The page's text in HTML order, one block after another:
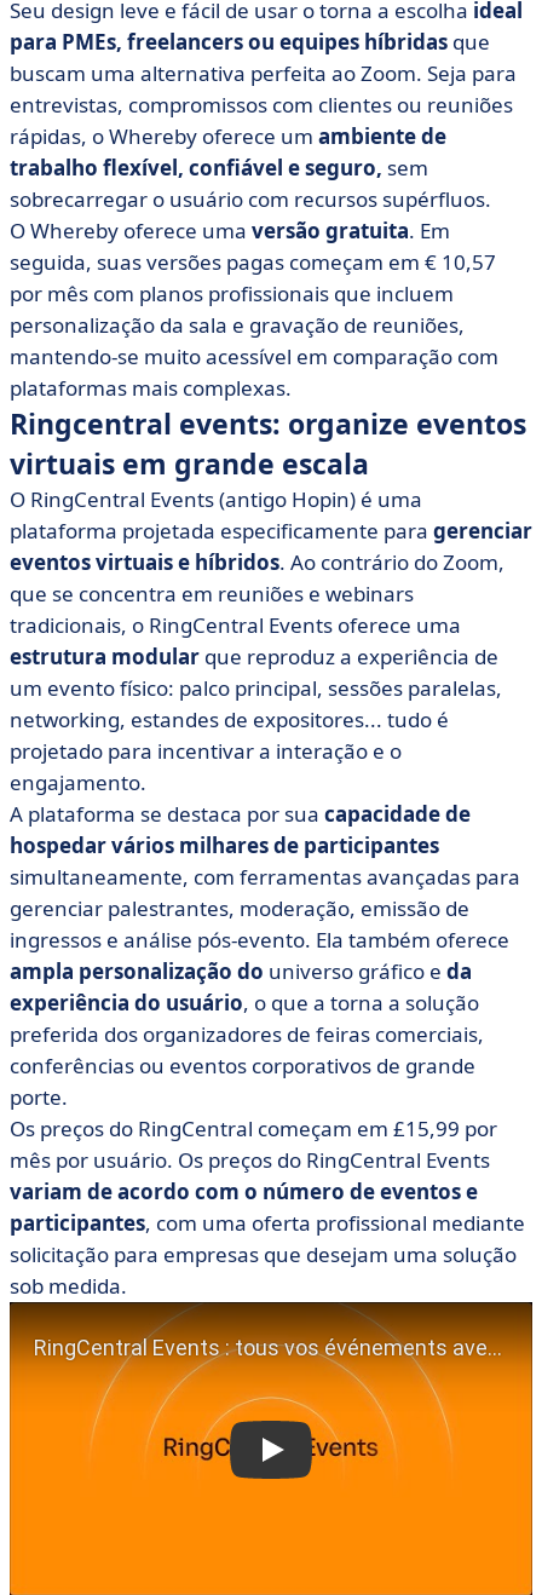
Seu design leve e fácil de usar o torna a escolha ideal
para PMEs, freelancers ou equipes híbridas que
buscam uma alternativa perfeita ao Zoom. Seja para
entrevistas, compromissos com clientes ou reuniões
rápidas, o Whereby oferece um ambiente de
trabalho flexível, confiável e seguro, sem
sobrecarregar o usuário com recursos supérfluos.
O Whereby oferece uma versão gratuita. Em
seguida, suas versões pagas começam em € 10,57
por mês com planos profissionais que incluem
personalização da sala e gravação de reuniões,
mantendo-se muito acessível em comparação com
plataformas mais complexas.
Ringcentral events: organize eventos
virtuais em grande escala
O RingCentral Events (antigo Hopin) é uma
plataforma projetada especificamente para gerenciar
eventos virtuais e híbridos. Ao contrário do Zoom,
que se concentra em reuniões e webinars
tradicionais, o RingCentral Events oferece uma
estrutura modular que reproduz a experiência de
um evento físico: palco principal, sessões paralelas,
networking, estandes de expositores... tudo é
projetado para incentivar a interação e o
engajamento.
A plataforma se destaca por sua capacidade de
hospedar vários milhares de participantes
simultaneamente, com ferramentas avançadas para
gerenciar palestrantes, moderação, emissão de
ingressos e análise pós-evento. Ela também oferece
ampla personalização do universo gráfico e da
experiência do usuário, o que a torna a solução
preferida dos organizadores de feiras comerciais,
conferências ou eventos corporativos de grande
porte.
Os preços do RingCentral começam em £15,99 por
mês por usuário. Os preços do RingCentral Events
variam de acordo com o número de eventos e
participantes, com uma oferta profissional mediante
solicitação para empresas que desejam uma solução
sob medida.